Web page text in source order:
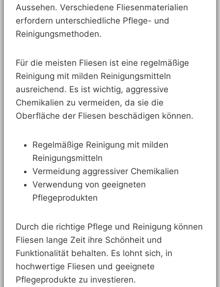
Aussehen. Verschiedene Fliesenmaterialien
erfordern unterschiedliche Pflege- und
Reinigungsmethoden.
Für die meisten Fliesen ist eine regelmäßige
Reinigung mit milden Reinigungsmitteln
ausreichend. Es ist wichtig, aggressive
Chemikalien zu vermeiden, da sie die
Oberfläche der Fliesen beschädigen können.
Regelmäßige Reinigung mit milden
Reinigungsmitteln
Vermeidung aggressiver Chemikalien
Verwendung von geeigneten
Pflegeprodukten
Durch die richtige Pflege und Reinigung können
Fliesen lange Zeit ihre Schönheit und
Funktionalität behalten. Es lohnt sich, in
hochwertige Fliesen und geeignete
Pflegeprodukte zu investieren.